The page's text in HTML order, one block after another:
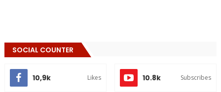
SOCIAL COUNTER
10,9k Likes 10.8k Subscribes